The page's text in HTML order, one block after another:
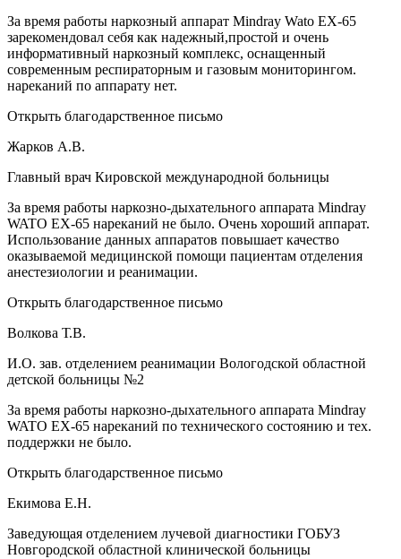
За время работы наркозный аппарат Mindray Wato EX-65
зарекомендовал себя как надежный,простой и очень
информативный наркозный комплекс, оснащенный
современным респираторным и газовым мониторингом.
нареканий по аппарату нет.
Открыть благодарственное письмо
Жарков А.В.
Главный врач Кировской международной больницы
За время работы наркозно-дыхательного аппарата Mindray
WATO EX-65 нареканий не было. Очень хороший аппарат.
Использование данных аппаратов повышает качество
оказываемой медицинской помощи пациентам отделения
анестезиологии и реанимации.
Открыть благодарственное письмо
Волкова Т.В.
И.О. зав. отделением реанимации Вологодской областной
детской больницы №2
За время работы наркозно-дыхательного аппарата Mindray
WATO EX-65 нареканий по технического состоянию и тех.
поддержки не было.
Открыть благодарственное письмо
Екимова Е.Н.
Заведующая отделением лучевой диагностики ГОБУЗ
Новгородской областной клинической больницы